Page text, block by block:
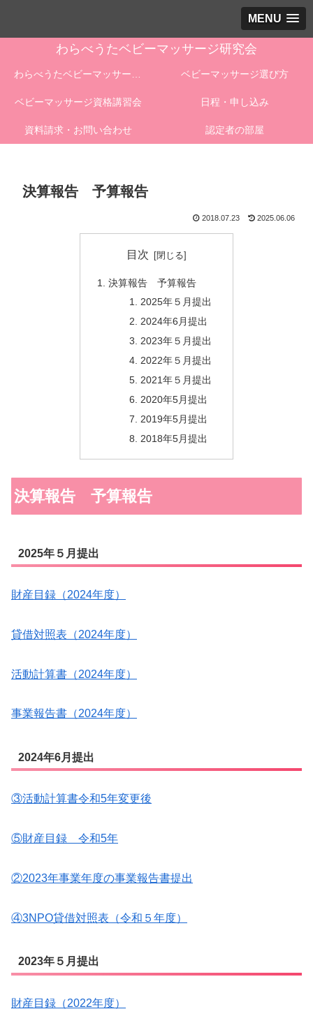
MENU
わらべうたベビーマッサージ研究会
ベビーマッサージ選び方
ベビーマッサージ資格講習会 日程・申し込み
資料請求・お問い合わせ 認定者の部屋
決算報告 予算報告
2018.07.23 2025.06.06
目次
決算報告 予算報告
2025年５月提出
2024年6月提出
2023年５月提出
2022年５月提出
2021年５月提出
2020年5月提出
2019年5月提出
2018年5月提出
決算報告 予算報告
2025年５月提出
財産目録（2024年度）
貸借対照表（2024年度）
活動計算書（2024年度）
事業報告書（2024年度）
2024年6月提出
③活動計算書令和5年変更後
⑤財産目録 令和5年
②2023年事業年度の事業報告書提出
④3NPO貸借対照表（令和５年度）
2023年５月提出
財産目録（2022年度）